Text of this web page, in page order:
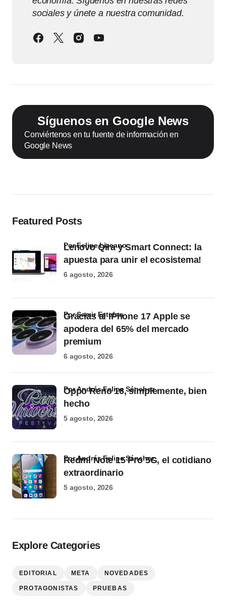
sociales y únete a nuestra comunidad.
Síguenos en Google News
Conviértenos en tu fuente de información en
Google News
Featured Posts
Lenovo Qira y Smart Connect: la
apuesta para unir el ecosistema!
por Felipe Lizcano
6 agosto, 2026
Gracias al iPhone 17 Apple se
apodera del 65% del mercado
premium
por Samir Estefan
6 agosto, 2026
Oppo Reno 16, simplemente, bien
hecho
por Andrés Felipe Sánchez
5 agosto, 2026
Redmi Note 15 Pro 5G, el cotidiano
extraordinario
por Andrés Felipe Sánchez
5 agosto, 2026
Explore Categories
EDITORIAL META NOVEDADES
PROTAGONISTAS PRUEBAS